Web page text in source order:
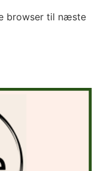
browser til næste